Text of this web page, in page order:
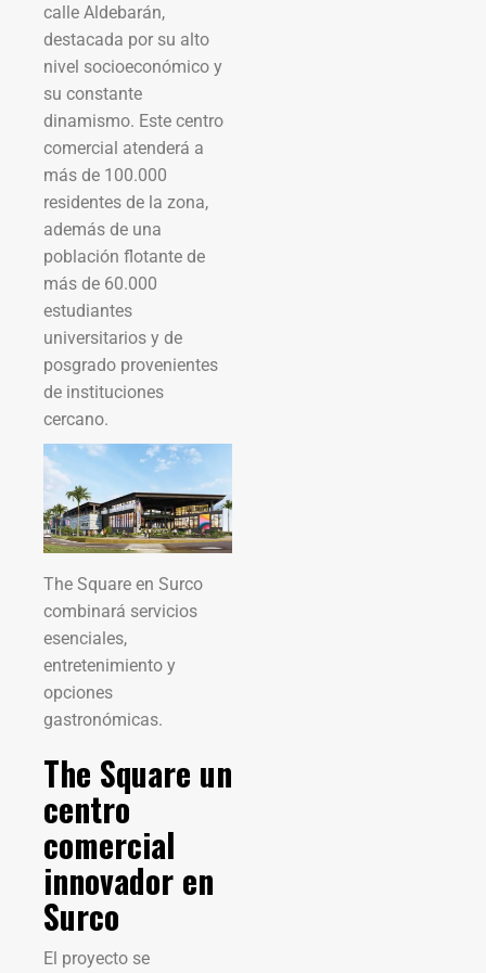
calle Aldebarán,
destacada por su alto
nivel socioeconómico y
su constante
dinamismo. Este centro
comercial atenderá a
más de 100.000
residentes de la zona,
además de una
población flotante de
más de 60.000
estudiantes
universitarios y de
posgrado provenientes
de instituciones
cercano.
The Square en Surco
combinará servicios
esenciales,
entretenimiento y
opciones
gastronómicas.
The Square un
centro
comercial
innovador en
Surco
El proyecto se